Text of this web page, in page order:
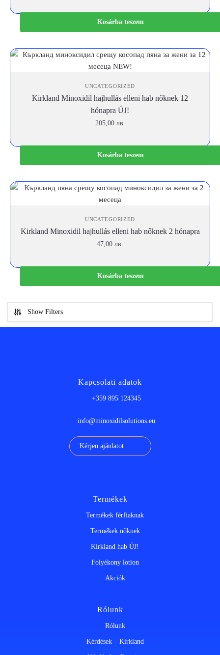
119,00 лв..
Kosárba teszem
UNCATEGORIZED
Kirkland Minoxidil hajhullás elleni hab nőknek 12
hónapra ÚJ!
205,00 лв.
Kosárba teszem
UNCATEGORIZED
Kirkland Minoxidil hajhullás elleni hab nőknek 2 hónapra
47,00 лв.
Kosárba teszem
Show Filters
Kapcsolati adatok
+359 895 124345
info@minoxidilsolutions.eu
Kérjen ajánlatot
Termékek
Termékek férfiaknak
Termékek nőknek
Kirkland hab ÚJ!
Folyékony lotion
Akciók
Rólunk
Rólunk
Kérdések – Kirkland